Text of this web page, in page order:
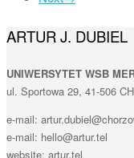
ARTUR J. DUBIEL
UNIWERSYTET WSB
ul. Sportowa 29, 41-506
e-mail:
e-mail: hello@artur.tel
website: artur.tel